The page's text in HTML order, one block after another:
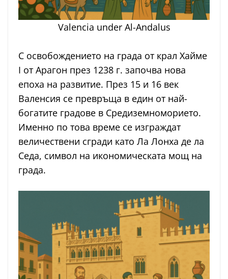
Valencia under Al-Andalus
С освобождението на града от крал Хайме
I от Арагон през 1238 г. започва нова
епоха на развитие. През 15 и 16 век
Валенсия се превръща в един от най-
богатите градове в Средиземноморието.
Именно по това време се изграждат
величествени сгради като Ла Лонха де ла
Седа, символ на икономическата мощ на
града.